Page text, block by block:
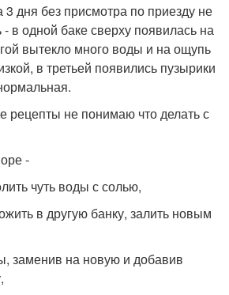
дня без присмотра по приезду не
в одной баке сверху появилась на
вытекло много воды и на ощупь
в третьей появились пузырики
рецепты не понимаю что делать с
-
чуть воды с солью,
в другую банку, залить новым
заменив на новую и добавив